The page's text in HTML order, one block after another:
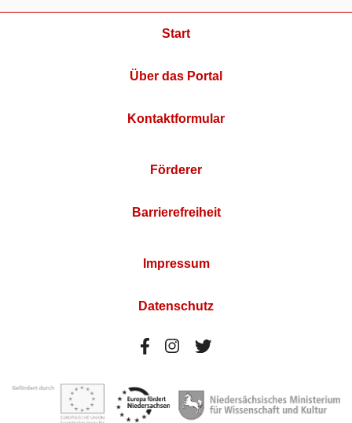
Start
Über das Portal
Kontaktformular
Förderer
Barrierefreiheit
Impressum
Datenschutz